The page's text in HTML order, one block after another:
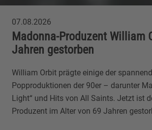
07.08.2026
Madonna-Produzent William
Jahren gestorben
William Orbit prägte einige der
Popproduktionen der 90er – darunter
Light“ und Hits von All Saints. Jetzt ist
Produzent im Alter von 69 Jahren